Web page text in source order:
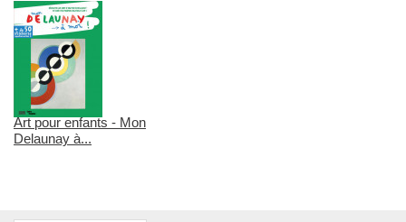
Art pour enfants - Mon
Delaunay à...